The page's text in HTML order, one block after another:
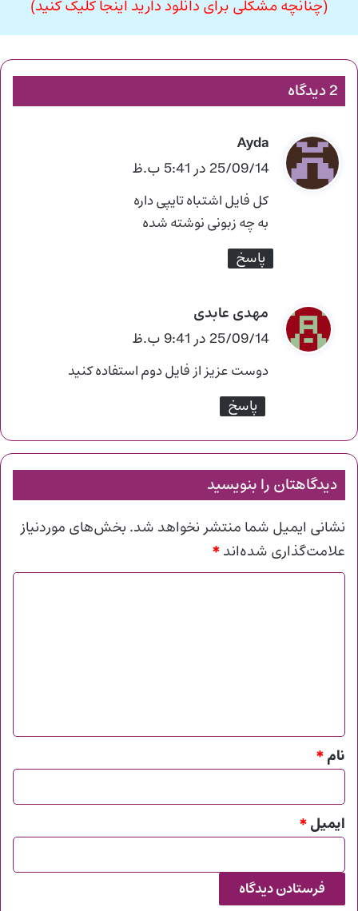
(چنانچه مشکلی برای دانلود دارید اینجا کلیک کنید)
2 دیدگاه
Ayda
ف
ت
:
25/09/14 در 5:41 ب.ظ
کل فایل اشتباه تایپی داره
به چه زبونی نوشته شده
پاسخ
مهدی عابدی
ف
ت
25/09/14 در 9:41 ب.ظ
دوست عزیز از فایل دوم استفاده کنید
پاسخ
دیدگاهتان را بنویسید
نشانی ایمیل شما منتشر نخواهد شد. بخش‌های موردنیاز
علامت‌گذاری شده‌اند*
*
نام*
ایمیل*